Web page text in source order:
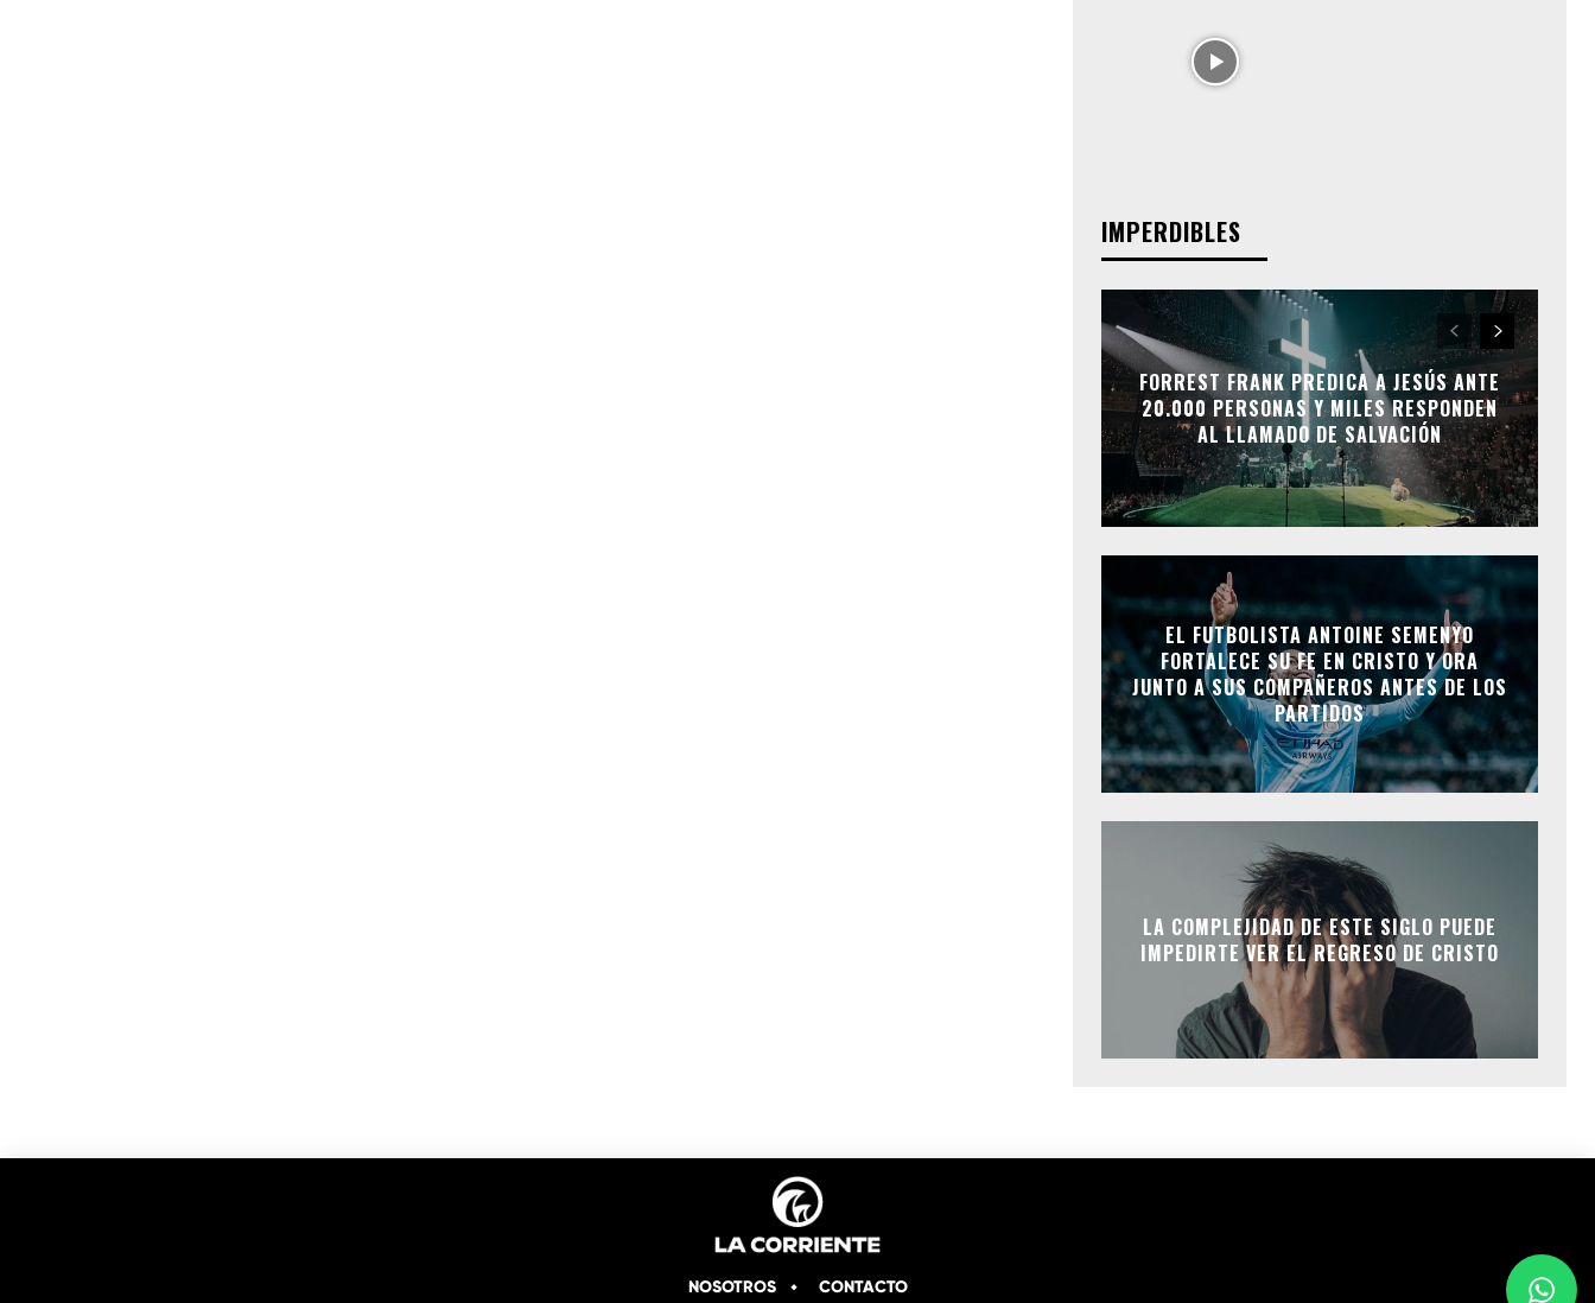
IMPERDIBLES
FORREST FRANK PREDICA A JESÚS ANTE
20.000 PERSONAS Y MILES RESPONDEN
AL LLAMADO DE SALVACIÓN
EL FUTBOLISTA ANTOINE SEMENYO
FORTALECE SU FE EN CRISTO Y ORA
JUNTO A SUS COMPAÑEROS ANTES DE LOS
PARTIDOS
LA COMPLEJIDAD DE ESTE SIGLO PUEDE
IMPEDIRTE VER EL REGRESO DE CRISTO
NOSOTROS CONTACTO